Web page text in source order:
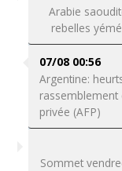
Arabie
rebelles
07/08 00:56
Argentine:
privée (AFP)
Sommet